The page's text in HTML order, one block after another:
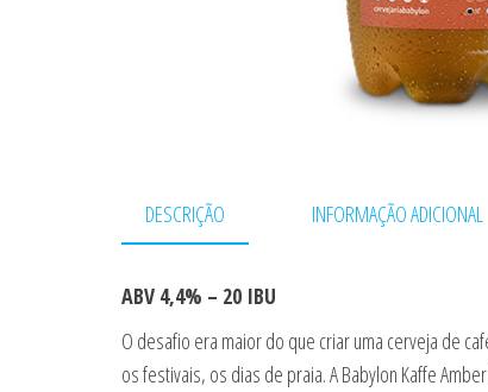
DESCRIÇÃO INFORMAÇÃO ADICIONAL
ABV 4,4% – 20 IBU
O desafio era maior do que criar uma cerveja de
os festivais, os dias de praia. A Babylon Kaffe